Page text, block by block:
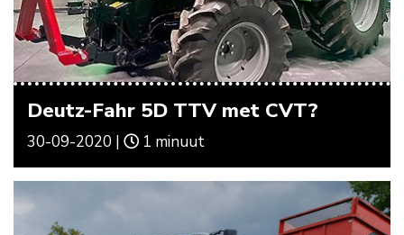
Deutz-Fahr 5D TTV met CVT?
30-09-2020 | 1 minuut